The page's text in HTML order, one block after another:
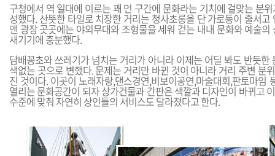
구청에서 역 일대에 이르는 꽤 먼 구간에 문화라는 기치에 걸맞는 분
성했다. 산뜻한 타일로 치장한 거리는 청사초롱을 단 가로등이 줄서
앤 광장 곳곳에는 야외무대와 조형물을 세워 걷는 내내 문화와 예술
새기기에 충분했다.
담배꽁초와 쓰레기가 넘치는 거리가 아니라 이제는 어딜 봐도 반듯한
색없는 곳으로 변했다. 문제는 거리만 바뀐 것이 아니라 거리 주변 분
진 것이다. 이곳이 노래자랑,댄스경연,비보이공연,마술대회,판토마임
열리는 문화공간이 되자 상가건물과 간판은 색깔과 디자인이 바뀌고
수준에 맞춰 자연히 상인들의 서비스도 달라졌다고 한다.